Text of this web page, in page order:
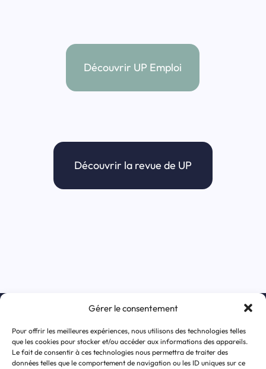
Gérer le consentement
Pour offrir les meilleures expériences, nous utilisons des technologies telles
que les cookies pour stocker et/ou accéder aux informations des appareils.
Le fait de consentir à ces technologies nous permettra de traiter des
données telles que le comportement de navigation ou les ID uniques sur ce
Découvrir UP Emploi
Découvrir la revue de UP